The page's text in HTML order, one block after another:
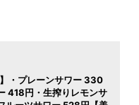
・プレーンサワー 330
418円・生搾りレモンサ